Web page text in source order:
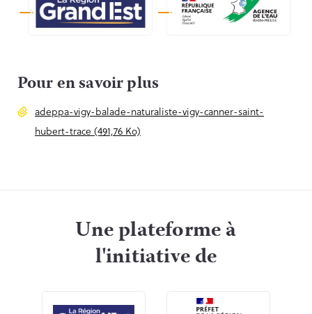
Pour en savoir plus
adeppa-vigy-balade-naturaliste-vigy-canner-saint-
hubert-trace (491,76 Ko)
Une plateforme à
l'initiative de